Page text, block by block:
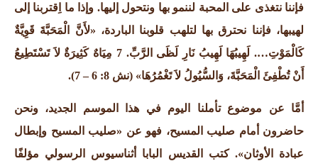
فإننا نتغذى على المحبة لننمو بها ونتحول إليها. وإذا ما اِقتربنا إلى
لهيبها، فإننا نحترق بها لتلهب قلوبنا الباردة، «لأَنَّ الْمَحَبَّةَ قَوِيَّةٌ
كَالْمَوْتِ…. لَهِيبُهَا لَهِيبُ نَارِ لَظَى الرَّبِّ. 7 مِيَاهٌ كَثِيرَةٌ لاَ تَسْتَطِيعُ
أَنْ تُطْفِئَ الْمَحَبَّةَ، وَالسُّيُولُ لاَ تَغْمُرُهَا» (نش 8: 6 – 7).
أمَّا عن موضوع تأملنا اليوم في هذا الموسم الجديد، ونحن
حاضرون أمام صليب المسيح، فهو عن «صليب المسيح وإبطال
عبادة الأوثان». كتب القديس البابا أثناسيوس الرسولي مؤلفًا